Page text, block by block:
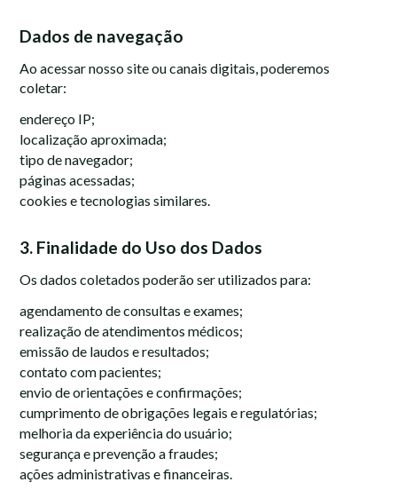
Dados de navegação
Ao acessar nosso site ou canais digitais, poderemos
coletar:
endereço IP;
localização aproximada;
tipo de navegador;
páginas acessadas;
cookies e tecnologias similares.
3. Finalidade do Uso dos Dados
Os dados coletados poderão ser utilizados para:
agendamento de consultas e exames;
realização de atendimentos médicos;
emissão de laudos e resultados;
contato com pacientes;
envio de orientações e confirmações;
cumprimento de obrigações legais e regulatórias;
melhoria da experiência do usuário;
segurança e prevenção a fraudes;
ações administrativas e financeiras.